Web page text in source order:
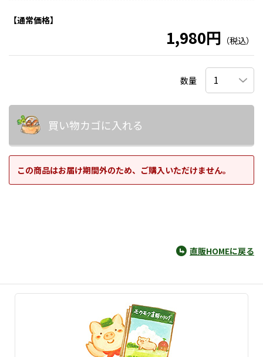
【通常価格】
1,980円 （税込）
数量
買い物カゴに入れる
この商品はお届け期間外のため、ご購入いただけません。
直販HOMEに戻る